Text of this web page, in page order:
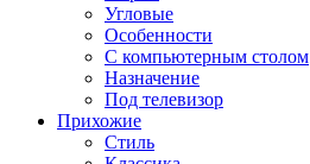
Угловые
Особенности
С компьютерным столом
Назначение
Под телевизор
Прихожие
Стиль